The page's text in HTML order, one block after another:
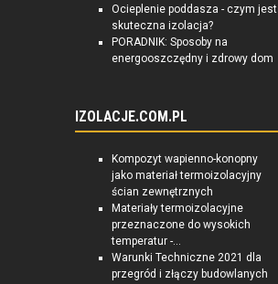
Ocieplenie poddasza - czym jest
skuteczna izolacja?
PORADNIK: Sposoby na
energooszczędny i zdrowy dom
IZOLACJE.COM.PL
Kompozyt wapienno-konopny
jako materiał termoizolacyjny
ścian zewnętrznych
Materiały termoizolacyjne
przeznaczone do wysokich
temperatur -...
Warunki Techniczne 2021 dla
przegród i złączy budowlanych